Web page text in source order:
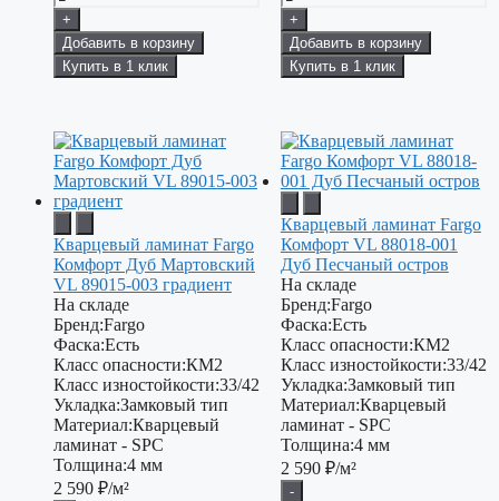
+
Добавить в корзину
Купить в 1 клик
+
Добавить в корзину
Купить в 1 клик
Кварцевый ламинат Fargo
Комфорт Дуб Мартовский
VL 89015-003 градиент
На складе
Бренд:Fargo
Фаска:Есть
Класс опасности:КМ2
Класс изностойкости:33/42
Укладка:Замковый тип
Материал:Кварцевый
ламинат - SPC
Толщина:4 мм
2 590 ₽/м²
Кварцевый ламинат Fargo
Комфорт VL 88018-001
Дуб Песчаный остров
На складе
Бренд:Fargo
Фаска:Есть
Класс опасности:КМ2
Класс изностойкости:33/42
Укладка:Замковый тип
Материал:Кварцевый
ламинат - SPC
Толщина:4 мм
2 590 ₽/м²
-